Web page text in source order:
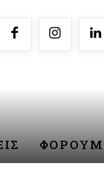
ΦΟΡΟΥΜ